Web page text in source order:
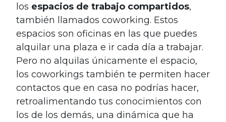
los espacios de trabajo compartidos,
también llamados coworking. Estos
espacios son oficinas en las que puedes
alquilar una plaza e ir cada día a trabajar.
Pero no alquilas únicamente el espacio,
los coworkings también te permiten hacer
contactos que en casa no podrías hacer,
retroalimentando tus conocimientos con
los de los demás, una dinámica que ha